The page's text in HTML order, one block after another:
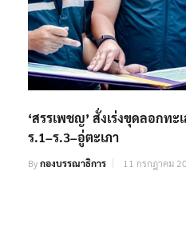
‘สรรเพชญ’ สั่งเร่งขุดลอกท
ร.1–ร.3–อู่ตะเภา
Byกองบรรณาธิการ 11 กรกฎาคม